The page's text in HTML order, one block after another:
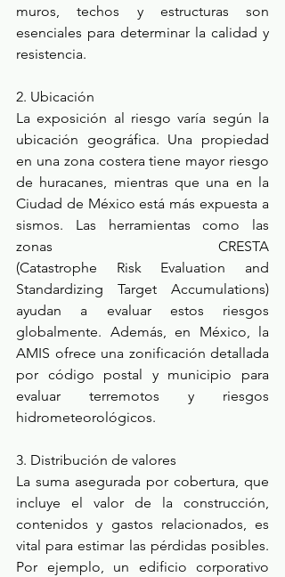
muros, techos y estructuras son
esenciales para determinar la calidad y
resistencia.
2. Ubicación
La exposición al riesgo varía según la
ubicación geográfica. Una propiedad
en una zona costera tiene mayor riesgo
de huracanes, mientras que una en la
Ciudad de México está más expuesta a
sismos. Las herramientas como las
zonas CRESTA
(Catastrophe Risk Evaluation and
Standardizing Target Accumulations)
ayudan a evaluar estos riesgos
globalmente. Además, en México, la
AMIS ofrece una zonificación detallada
por código postal y municipio para
evaluar terremotos y riesgos
hidrometeorológicos.
3. Distribución de valores
La suma asegurada por cobertura, que
incluye el valor de la construcción,
contenidos y gastos relacionados, es
vital para estimar las pérdidas posibles.
Por ejemplo, un edificio corporativo